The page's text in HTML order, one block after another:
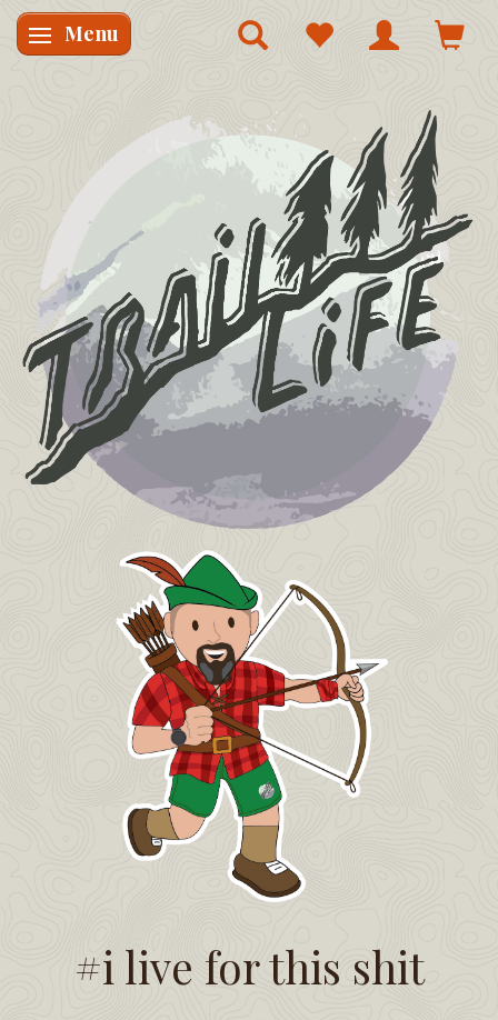
Skifte navigation
Menu
#i live for this shit